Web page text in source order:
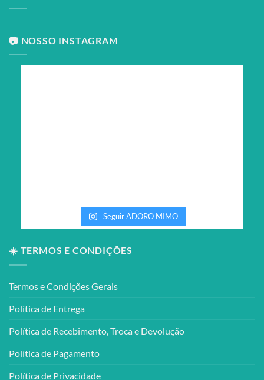
📷 NOSSO INSTAGRAM
Seguir ADORO MIMO
☀️ TERMOS E CONDIÇÕES
Termos e Condições Gerais
Política de Entrega
Política de Recebimento, Troca e Devolução
Política de Pagamento
Política de Privacidade